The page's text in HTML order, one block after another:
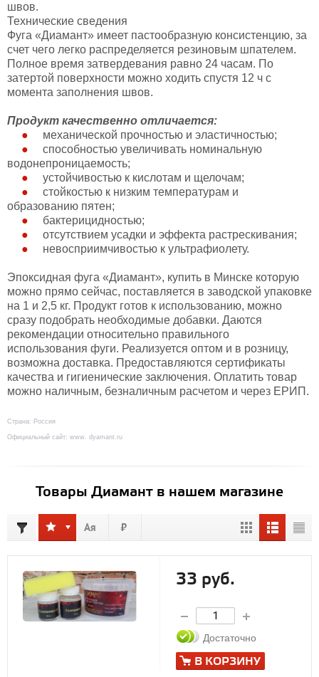
швов.
Технические сведения
Фуга «Диамант» имеет пастообразную консистенцию, за
счет чего легко распределяется резиновым шпателем.
Полное время затвердевания равно 24 часам. По
затертой поверхности можно ходить спустя 12 ч с
момента заполнения швов.
Продукт качественно отличается:
механической прочностью и эластичностью;
способностью увеличивать номинальную
водонепроницаемость;
устойчивостью к кислотам и щелочам;
стойкостью к низким температурам и
образованию пятен;
бактерицидностью;
отсутствием усадки и эффекта растрескивания;
невосприимчивостью к ультрафиолету.
Эпоксидная фуга «Диамант», купить в Минске которую
можно прямо сейчас, поставляется в заводской упаковке
на 1 и 2,5 кг. Продукт готов к использованию, можно
сразу подобрать необходимые добавки. Даются
рекомендации относительно правильного
использования фуги. Реализуется оптом и в розницу,
возможна доставка. Предоставляются сертификаты
качества и гигиенические заключения. Оплатить товар
можно наличным, безналичным расчетом и через ЕРИП.
Страна: Россия
Официальный сайт: www. dyamant.ru
Товары Диамант в нашем магазине
33 руб.
Достаточно
В КОРЗИНУ